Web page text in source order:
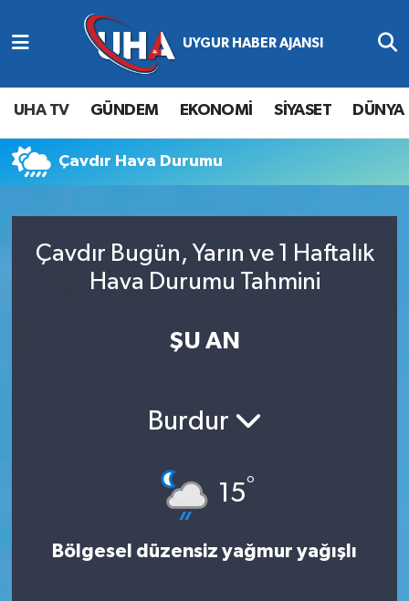
UHA TV GÜNDEM EKONOMİ SİYASET DÜNYA
Çavdır Hava Durumu
Çavdır Bugün, Yarın ve 1 Haftalık
Hava Durumu Tahmini
ŞU AN
Burdur
15°
Bölgesel düzensiz yağmur yağışlı
Abone Ol
Gündem
Ekonomi
Siyaset
Nöbetçi Eczaneler
Hava Durumu
Namaz Vakitleri
Süper Lig Puan Durumu ve Fikstür
Son Dakika Haberleri